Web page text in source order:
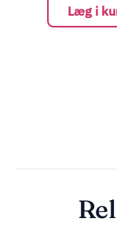
Læg i